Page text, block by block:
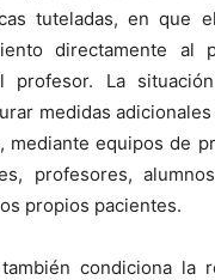
tuteladas, en que
directamente al
profesor. La
medidas
mediante equipos de
profesores,
propios pacientes.
condiciona la